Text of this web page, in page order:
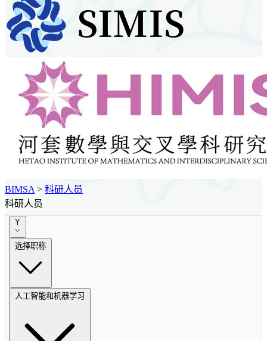
BIMSA > 科研人员
科研人员
Y
选择职称
人工智能和机器学习